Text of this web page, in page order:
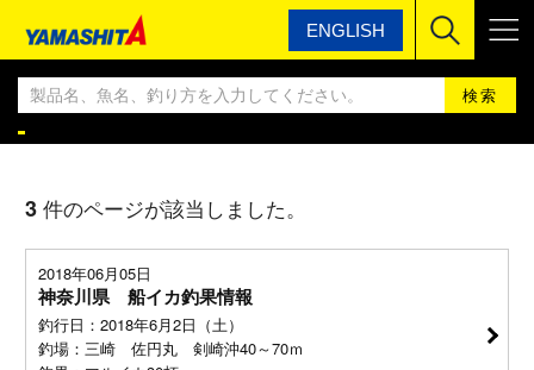
ENGLISH
ヤマシタ ヤマシタ釣果情報BLOG
ヤマシタ釣果情報
3 件のページが該当しました。
2018年06月05日
神奈川県 船イカ釣果情報
釣行日：2018年6月2日（土）
釣場：三崎 佐円丸 剣崎沖40～70ｍ